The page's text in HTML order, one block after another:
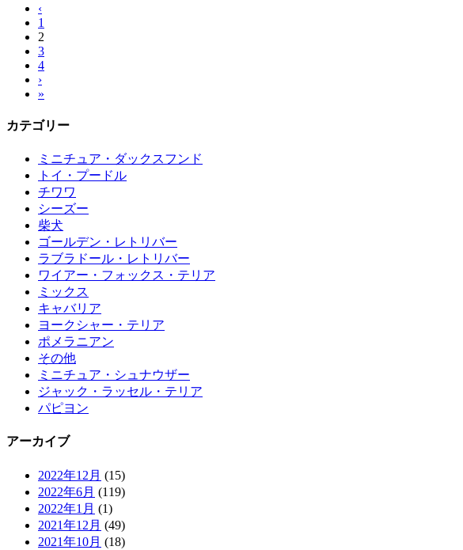
‹
1
2
3
4
›
»
カテゴリー
ミニチュア・ダックスフンド
トイ・プードル
チワワ
シーズー
柴犬
ゴールデン・レトリバー
ラブラドール・レトリバー
ワイアー・フォックス・テリア
ミックス
キャバリア
ヨークシャー・テリア
ポメラニアン
その他
ミニチュア・シュナウザー
ジャック・ラッセル・テリア
パピヨン
アーカイブ
2022年12月 (15)
2022年6月 (119)
2022年1月 (1)
2021年12月 (49)
2021年10月 (18)